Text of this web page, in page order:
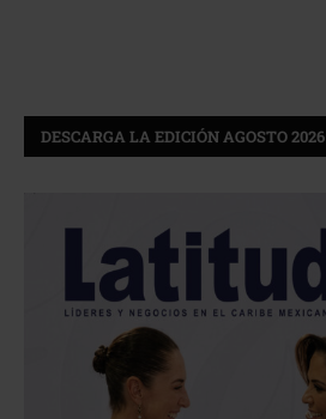
DESCARGA LA EDICIÓN AGOSTO 2026